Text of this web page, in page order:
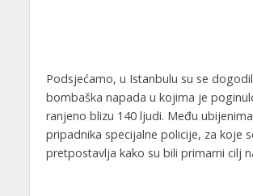
Podsjećamo, u Istanbulu su se
bombaška napada u kojima je
ranjeno blizu 140 ljudi. Među
pripadnika specijalne policije, za koje
pretpostavlja kako su bili primarni cilj